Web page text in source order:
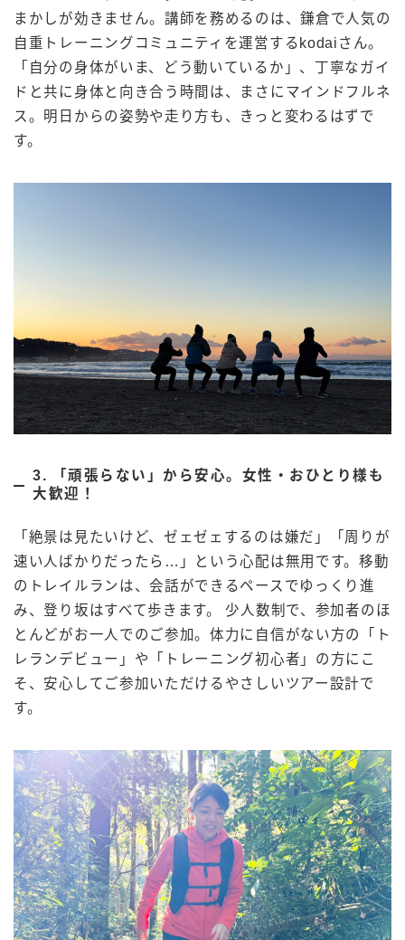
まかしが効きません。講師を務めるのは、鎌倉で人気の
自重トレーニングコミュニティを運営するkodaiさん。
「自分の身体がいま、どう動いているか」、丁寧なガイ
ドと共に身体と向き合う時間は、まさにマインドフルネ
ス。明日からの姿勢や走り方も、きっと変わるはずで
す。
3. 「頑張らない」から安心。女性・おひとり様も
大歓迎！
「絶景は見たいけど、ゼェゼェするのは嫌だ」「周りが
速い人ばかりだったら…」という心配は無用です。移動
のトレイルランは、会話ができるペースでゆっくり進
み、登り坂はすべて歩きます。 少人数制で、参加者のほ
とんどがお一人でのご参加。体力に自信がない方の「ト
レランデビュー」や「トレーニング初心者」の方にこ
そ、安心してご参加いただけるやさしいツアー設計で
す。